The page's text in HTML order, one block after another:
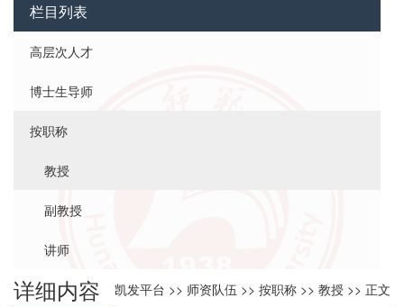
栏目列表
高层次人才
博士生导师
按职称
教授
副教授
讲师
凯发平台 >> 师资队伍 >> 按职称 >> 教授 >> 正文
详细内容